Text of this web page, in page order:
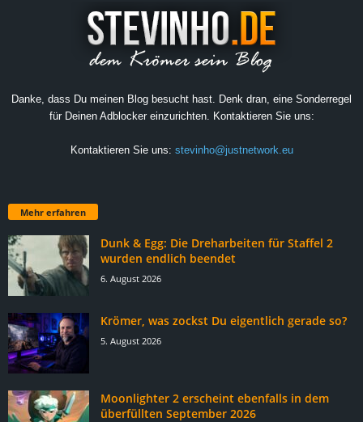
Danke, dass Du meinen Blog besucht hast. Denk dran, eine Sonderregel
für Deinen Adblocker einzurichten. Kontaktieren Sie uns:
Kontaktieren Sie uns: stevinho@justnetwork.eu
Mehr erfahren
Dunk & Egg: Die Dreharbeiten für Staffel 2
wurden endlich beendet
6. August 2026
Krömer, was zockst Du eigentlich gerade so?
5. August 2026
Moonlighter 2 erscheint ebenfalls in dem
überfüllten September 2026